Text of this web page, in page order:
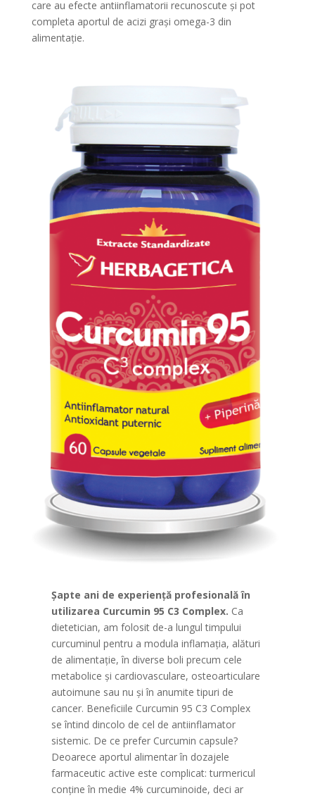
care au efecte antiinflamatorii recunoscute și pot
completa aportul de acizi grași omega-3 din
alimentație.
Șapte ani de experiență profesională în
utilizarea Curcumin 95 C3 Complex. Ca
dietetician, am folosit de-a lungul timpului
curcuminul pentru a modula inflamația, alături
de alimentație, în diverse boli precum cele
metabolice și cardiovasculare, osteoarticulare
autoimune sau nu și în anumite tipuri de
cancer. Beneficiile Curcumin 95 C3 Complex
se întind dincolo de cel de antiinflamator
sistemic. De ce prefer Curcumin capsule?
Deoarece aportul alimentar în dozajele
farmaceutic active este complicat: turmericul
conține în medie 4% curcuminoide, deci ar